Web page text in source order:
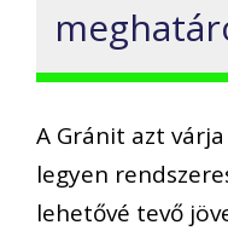
A Gránit azt
legyen
lehetővé tevő